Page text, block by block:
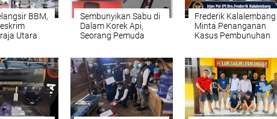
BBM,
Utara
Sembunyikan Sabu di
Dalam Korek Api,
Seorang Pemuda
Frederik Kalalembang
Minta Penanganan
Kasus Pembunuhan
dan Sesuai Prosedur
Hukum